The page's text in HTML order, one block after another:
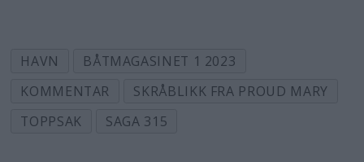
HAVN
BÅTMAGASINET 1 2023
KOMMENTAR
SKRÅBLIKK FRA PROUD MARY
TOPPSAK
SAGA 315